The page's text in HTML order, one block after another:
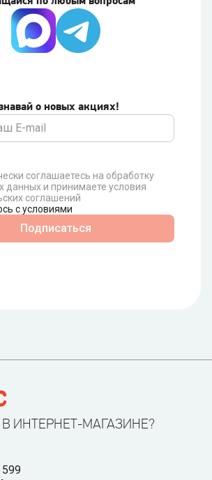
о новых акциях!
соглашаетесь на обработку
данных и принимаете условия
соглашений
с условиями
Подписаться
В ИНТЕРНЕТ-МАГАЗИНЕ?